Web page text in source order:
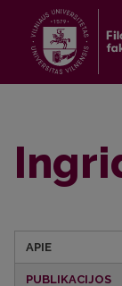
APIE
PUBLIKACIJOS